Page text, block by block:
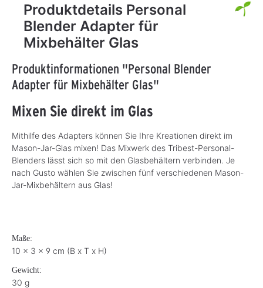
Produktdetails Personal
Blender Adapter für
Mixbehälter Glas
Produktinformationen "Personal Blender
Adapter für Mixbehälter Glas"
Mixen Sie direkt im Glas
Mithilfe des Adapters können Sie Ihre Kreationen direkt im
Mason-Jar-Glas mixen! Das Mixwerk des Tribest-Personal-
Blenders lässt sich so mit den Glasbehältern verbinden. Je
nach Gusto wählen Sie zwischen fünf verschiedenen Mason-
Jar-Mixbehältern aus Glas!
Maße:
10 x 3 x 9 cm (B x T x H)
Gewicht:
30 g